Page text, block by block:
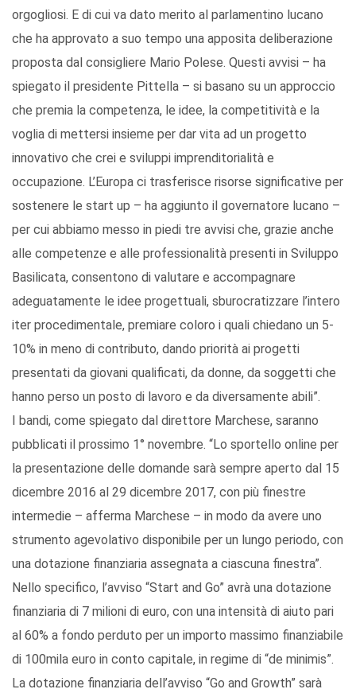
orgogliosi. E di cui va dato merito al parlamentino lucano
che ha approvato a suo tempo una apposita deliberazione
proposta dal consigliere Mario Polese. Questi avvisi – ha
spiegato il presidente Pittella – si basano su un approccio
che premia la competenza, le idee, la competitività e la
voglia di mettersi insieme per dar vita ad un progetto
innovativo che crei e sviluppi imprenditorialità e
occupazione. L’Europa ci trasferisce risorse significative per
sostenere le start up – ha aggiunto il governatore lucano –
per cui abbiamo messo in piedi tre avvisi che, grazie anche
alle competenze e alle professionalità presenti in Sviluppo
Basilicata, consentono di valutare e accompagnare
adeguatamente le idee progettuali, sburocratizzare l’intero
iter procedimentale, premiare coloro i quali chiedano un 5-
10% in meno di contributo, dando priorità ai progetti
presentati da giovani qualificati, da donne, da soggetti che
hanno perso un posto di lavoro e da diversamente abili”.
I bandi, come spiegato dal direttore Marchese, saranno
pubblicati il prossimo 1° novembre. “Lo sportello online per
la presentazione delle domande sarà sempre aperto dal 15
dicembre 2016 al 29 dicembre 2017, con più finestre
intermedie – afferma Marchese – in modo da avere uno
strumento agevolativo disponibile per un lungo periodo, con
una dotazione finanziaria assegnata a ciascuna finestra”.
Nello specifico, l’avviso “Start and Go” avrà una dotazione
finanziaria di 7 milioni di euro, con una intensità di aiuto pari
al 60% a fondo perduto per un importo massimo finanziabile
di 100mila euro in conto capitale, in regime di “de minimis”.
La dotazione finanziaria dell’avviso “Go and Growth” sarà